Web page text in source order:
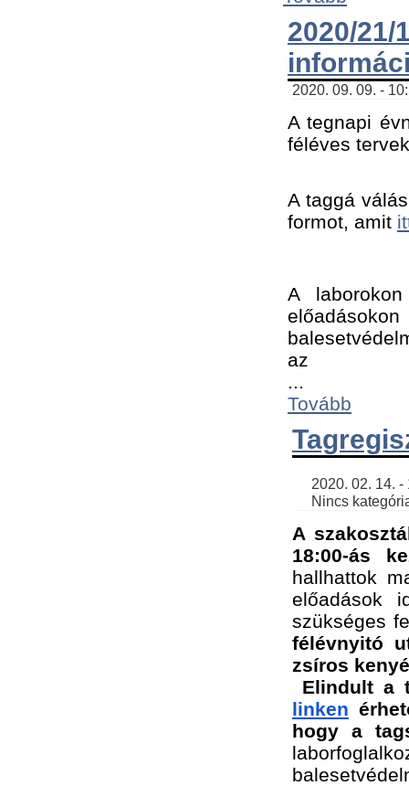
2020/
2020. 09. 09. -
A tegnapi
féléves
A taggá
formot, amit
A
az ﻿
Tovább
Nincs
A
18:00-ás
hallhattok
előadások
szükséges
félévnyitó
zsíros
Elindult a
linken
hogy a